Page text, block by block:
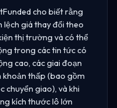
cho biết rằng
lệch giá thay đổi theo
thị trường và có thể
trong các tin tức có
cao, các giai đoạn
khoản thấp (bao gồm
chuyển giao), và khi
kích thước lô lớn